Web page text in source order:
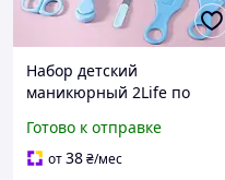
Набор детский
маникюрный 2Life по
ребенком из 8 предметов
в футляре Голубой v-
Готово к отправке
от38₴/мес